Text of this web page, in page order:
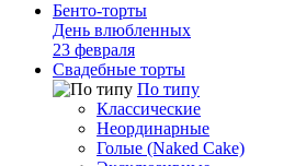
Бенто-торты
День влюбленных
23 февраля
Свадебные торты
По типу
Классические
Неординарные
Голые (Naked Cake)